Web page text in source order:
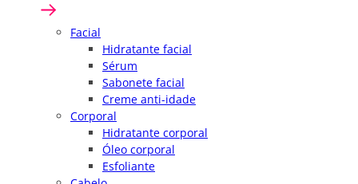
Facial
Hidratante facial
Sérum
Sabonete facial
Creme anti-idade
Corporal
Hidratante corporal
Óleo corporal
Esfoliante